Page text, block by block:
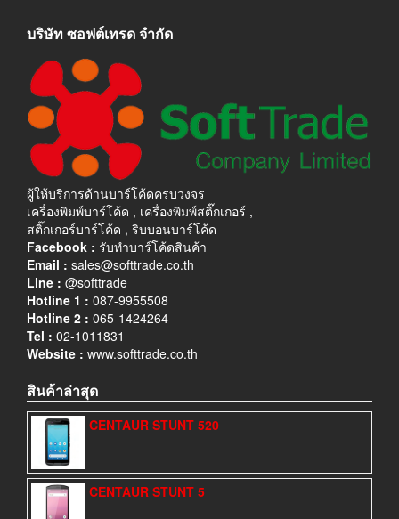
บริษัท ซอฟต์เทรด จำกัด
ผู้ให้บริการด้านบาร์โค้ดครบวงจร
เครื่องพิมพ์บาร์โค้ด , เครื่องพิมพ์สติ๊กเกอร์ ,
สติ๊กเกอร์บาร์โค้ด , ริบบอนบาร์โค้ด
Facebook : รับทำบาร์โค้ดสินค้า
Email : sales@softtrade.co.th
Line : @softtrade
Hotline 1 : 087-9955508
Hotline 2 : 065-1424264
Tel : 02-1011831
Website : www.softtrade.co.th
สินค้าล่าสุด
CENTAUR STUNT 520
CENTAUR STUNT 5